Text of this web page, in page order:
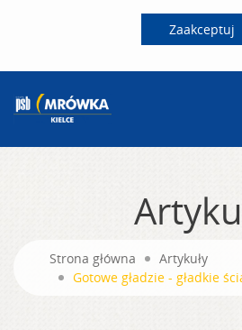
Zaakceptuj
Strona główna
Artykuły
Gotowe gładzie - gładkie